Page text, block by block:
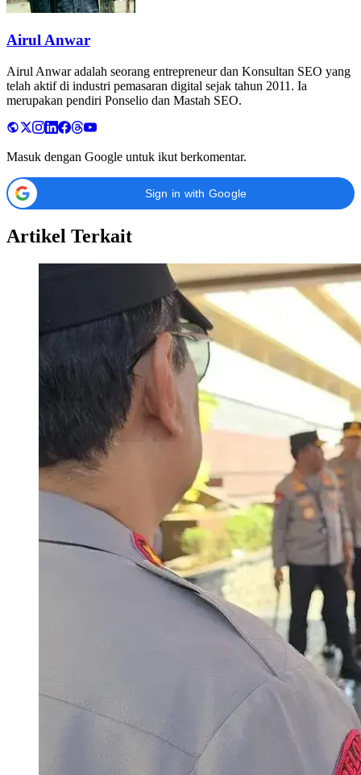
Airul Anwar
Airul Anwar adalah seorang entrepreneur dan Konsultan SEO yang
telah aktif di industri pemasaran digital sejak tahun 2011. Ia
merupakan pendiri Ponselio dan Mastah SEO.
Masuk dengan Google untuk ikut berkomentar.
Sign in with Google
Artikel Terkait